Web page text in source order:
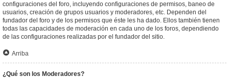
configuraciones del foro, incluyendo configuraciones de permisos, baneo de
usuarios, creación de grupos usuarios y moderadores, etc. Dependen del
fundador del foro y de los permisos que éste les ha dado. Ellos también tienen
todas las capacidades de moderación en cada uno de los foros, dependiendo
de las configuraciones realizadas por el fundador del sitio.
Arriba
¿Qué son los Moderadores?